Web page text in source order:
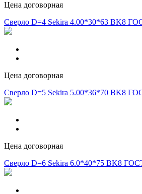
Цена договорная
Сверло D=4 Sekira 4.00*30*63 BK8
Цена договорная
Сверло D=5 Sekira 5.00*36*70 BK8
Цена договорная
Сверло D=6 Sekira 6.0*40*75 BK8